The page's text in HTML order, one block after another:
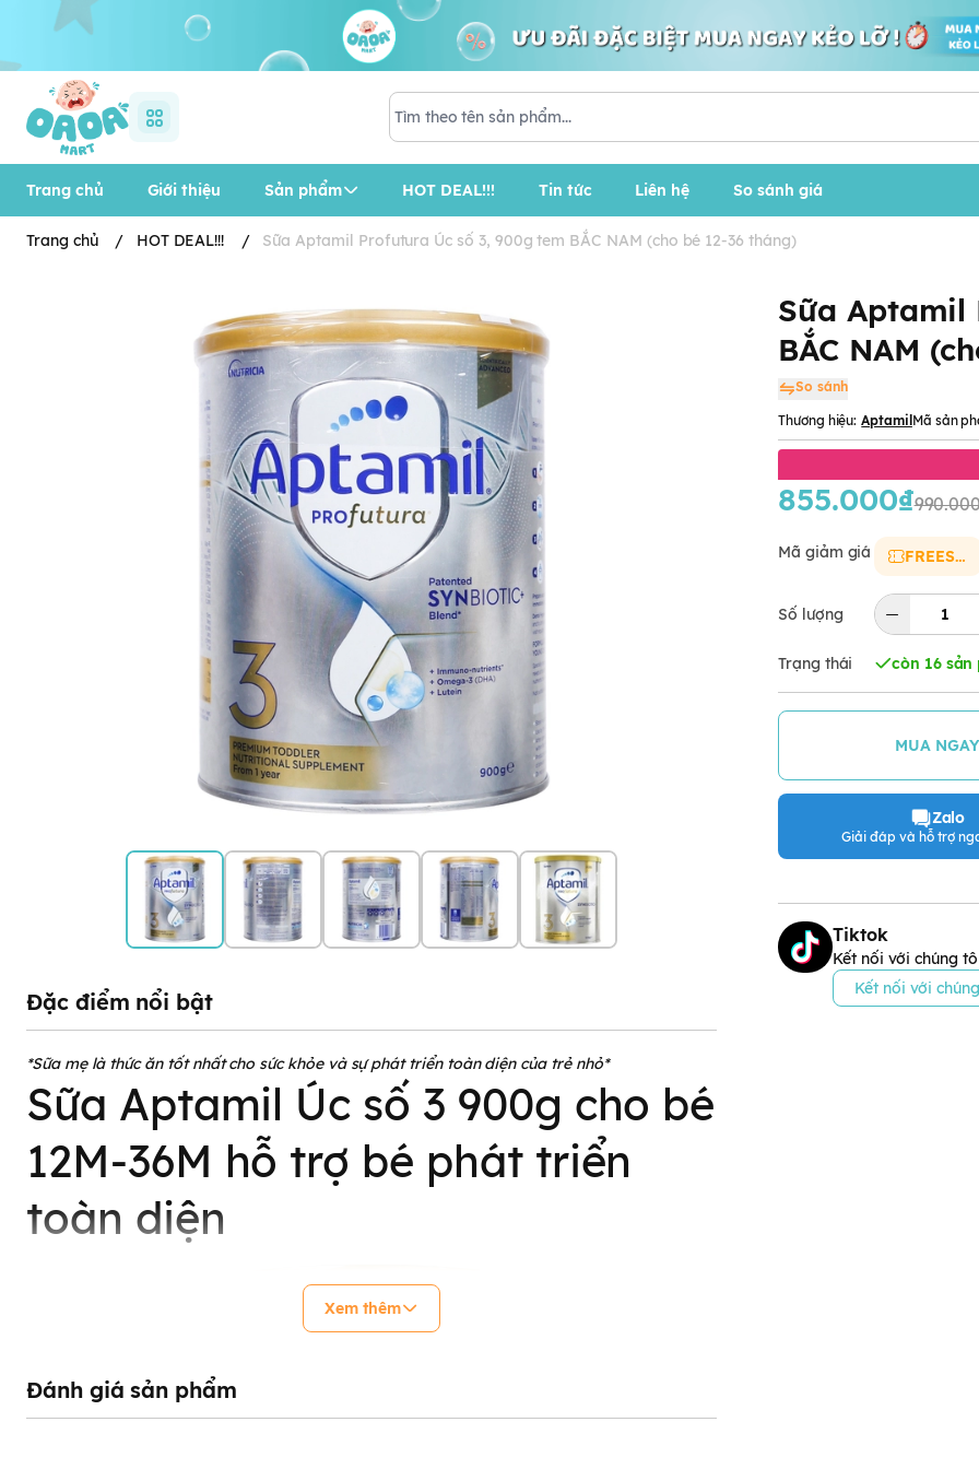
Trang chủ Giới thiệu Sản phẩm HOT DEAL!!! Tin tức Liên hệ So sánh giá
Trang chủ / HOT DEAL!!! / Sữa Aptamil Profutura Úc số 3, 900g tem BẮC NAM (cho bé 12-36 tháng)
Sữa Aptamil
BẮC NAM
So sánh
Thương hiệu: Aptamil Mã sản
855.000₫
Mã giảm giá FREESHIP
Số lượng
Trạng thái còn 16 sản
MUA NGAY
Zalo
Giải đáp và hỗ trợ
Tiktok
Kết nối với chúng
Kết nối với
Đặc điểm nổi bật
*Sữa mẹ là thức ăn tốt nhất cho sức khỏe và sự phát triển toàn diện của trẻ nhỏ*
Sữa Aptamil Úc số 3 900g cho bé
12M-36M hỗ trợ bé phát triển
toàn diện
Xem thêm
Đánh giá sản phẩm